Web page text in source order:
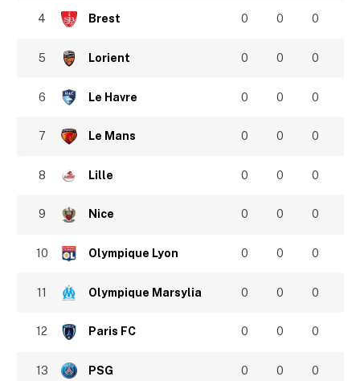
4 Brest 0 0 0
5 Lorient 0 0 0
6 Le Havre 0 0 0
7 Le Mans 0 0 0
8 Lille 0 0 0
9 Nice 0 0 0
10 Olympique Lyon 0 0 0
11 Olympique Marsylia 0 0 0
12 Paris FC 0 0 0
13 PSG 0 0 0